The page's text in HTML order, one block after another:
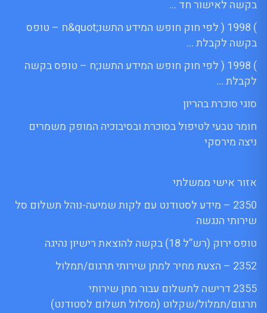
בקשה לאישור חד …
) 1998 ( לפי חוק חופש המידע התשנ;quot&ח – טופס
בקשה לקבלת …
) 1998 ( לפי חוק חופש המידע התשנ;ח – טופס בקשה
לקבלת …
סוגי סוכרת בהריון
חומר טבעי לטיפול בסוכרת ובסיבוכיה המופק משמרים
ניצה מירסקי
אזור אישי ממשלתי
2350 – מידע לסטודנט עם לקות שמיעה-נוהל תשלום סל
שירותי הנגשה
טופס ירוק (רש”ל 18) בקשה להוצאת רישיון נהיגה
2352 – הצעת מחיר למתן שירותי תרגום/תמלול
2355 דרישה לתשלום עבור מתן שירותי
תרגום/תמלול/שקלוט (מסלול תשלום לסטודנט)